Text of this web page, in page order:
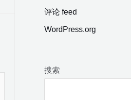
评论 feed
WordPress.org
搜索